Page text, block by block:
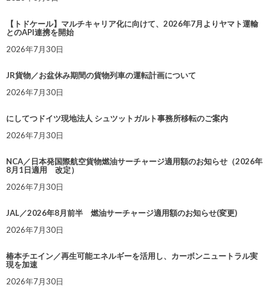
【トドケール】マルチキャリア化に向けて、2026年7月よりヤマト運輸
とのAPI連携を開始
2026年7月30日
JR貨物／お盆休み期間の貨物列車の運転計画について
2026年7月30日
にしてつドイツ現地法人 シュツットガルト事務所移転のご案内
2026年7月30日
NCA／日本発国際航空貨物燃油サーチャージ適用額のお知らせ（2026年
8月1日適用 改定）
2026年7月30日
JAL／2026年8月前半 燃油サーチャージ適用額のお知らせ(変更)
2026年7月30日
椿本チエイン／再生可能エネルギーを活用し、カーボンニュートラル実
現を加速
2026年7月30日